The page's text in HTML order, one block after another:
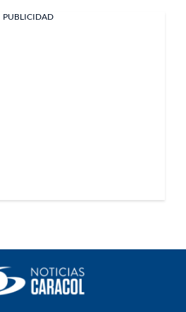
PUBLICIDAD